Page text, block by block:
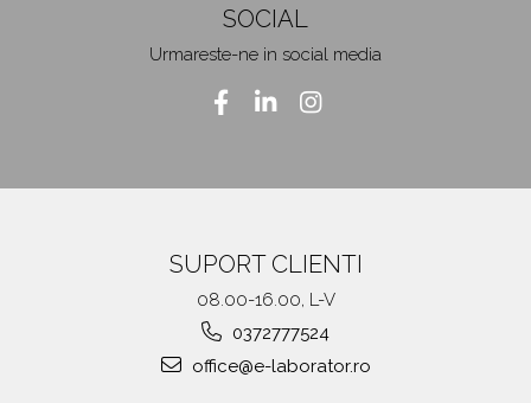
SOCIAL
Urmareste-ne in social media
SUPORT CLIENTI
08.00-16.00, L-V
0372777524
office@e-laborator.ro